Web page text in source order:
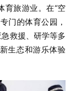
育旅游业。在“空
门的体育公园，
救援、研学等多
生态和游乐体验